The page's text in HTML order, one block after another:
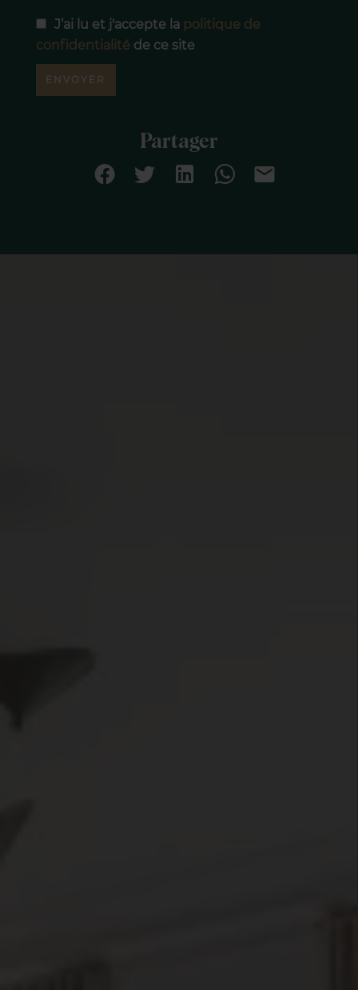
J’ai lu et j'accepte la politique de
confidentialité de ce site
ENVOYER
Partager